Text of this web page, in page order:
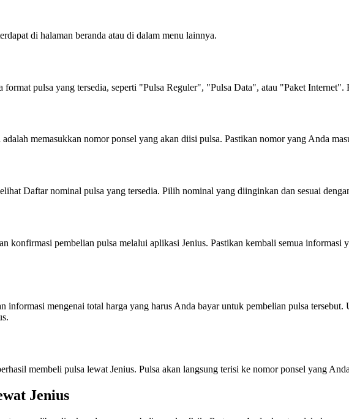
di halaman beranda atau di dalam menu lainnya.
pulsa yang tersedia, seperti "Pulsa Reguler", "Pulsa Data", atau "Paket
memasukkan nomor ponsel yang akan diisi pulsa. Pastikan nomor yang Anda
Daftar nominal pulsa yang tersedia. Pilih nominal yang diinginkan dan sesuai
konfirmasi pembelian pulsa melalui aplikasi Jenius. Pastikan kembali semua informasi
informasi mengenai total harga yang harus Anda bayar untuk pembelian pulsa
membeli pulsa lewat Jenius. Pulsa akan langsung terisi ke nomor ponsel yang
Jenius